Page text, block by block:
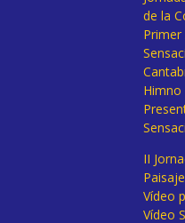
de la
Himno
II
Vídeo
Vídeo